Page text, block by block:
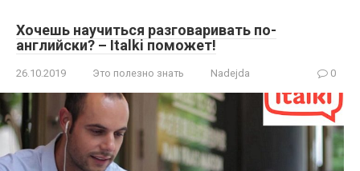
Хочешь научиться разговаривать по-
английски? – Italki поможет!
26.10.2019 Это полезно знать Nadejda 0